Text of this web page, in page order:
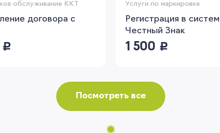
обслуживание ККТ
договора с
руб.
Услуги по маркировке
Регистрация в
Честный Знак
1 500 руб.
Посмотреть все